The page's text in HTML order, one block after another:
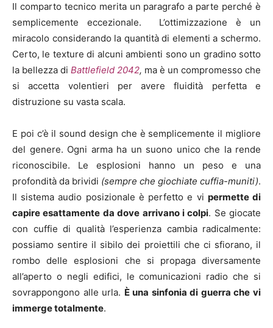
Il comparto tecnico merita un paragrafo a parte perché è
semplicemente eccezionale. L’ottimizzazione è un
miracolo considerando la quantità di elementi a schermo.
Certo, le texture di alcuni ambienti sono un gradino sotto
la bellezza di Battlefield 2042, ma è un compromesso che
si accetta volentieri per avere fluidità perfetta e
distruzione su vasta scala.
E poi c’è il sound design che è semplicemente il migliore
del genere. Ogni arma ha un suono unico che la rende
riconoscibile. Le esplosioni hanno un peso e una
profondità da brividi (sempre che giochiate cuffia-muniti).
Il sistema audio posizionale è perfetto e vi permette di
capire esattamente da dove arrivano i colpi. Se giocate
con cuffie di qualità l’esperienza cambia radicalmente:
possiamo sentire il sibilo dei proiettili che ci sfiorano, il
rombo delle esplosioni che si propaga diversamente
all’aperto o negli edifici, le comunicazioni radio che si
sovrappongono alle urla. È una sinfonia di guerra che vi
immerge totalmente.